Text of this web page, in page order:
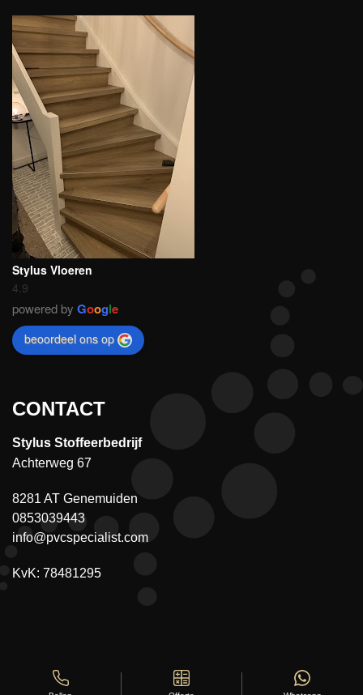
Stylus Vloeren
4.9
powered by Google
beoordeel ons op
CONTACT
Stylus Stoffeerbedrijf
Achterweg 67
8281 AT Genemuiden
0853039443
info@pvcspecialist.com
KvK: 78481295